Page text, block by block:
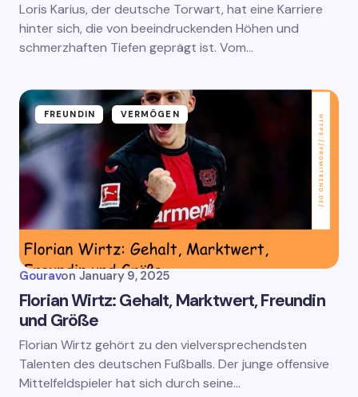
Loris Karius, der deutsche Torwart, hat eine Karriere
hinter sich, die von beeindruckenden Höhen und
schmerzhaften Tiefen geprägt ist. Vom…
FREUNDIN VERMÖGEN
Gouravon January 9, 2025
Florian Wirtz: Gehalt, Marktwert, Freundin
und Größe
Florian Wirtz gehört zu den vielversprechendsten
Talenten des deutschen Fußballs. Der junge offensive
Mittelfeldspieler hat sich durch seine…